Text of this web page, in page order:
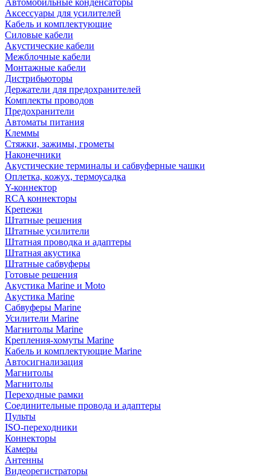
Автомобильные конденсаторы
Аксессуары для усилителей
Кабель и комплектующие
Силовые кабели
Акустические кабели
Межблочные кабели
Монтажные кабели
Дистрибьюторы
Держатели для предохранителей
Комплекты проводов
Предохранители
Автоматы питания
Клеммы
Стяжки, зажимы, грометы
Наконечники
Акустические терминалы и сабвуферные чашки
Оплетка, кожух, термоусадка
Y-коннектор
RCA коннекторы
Крепежи
Штатные решения
Штатные усилители
Штатная проводка и адаптеры
Штатная акустика
Штатные сабвуферы
Готовые решения
Акустика Marine и Moto
Акустика Marine
Сабвуферы Marine
Усилители Marine
Магнитолы Marine
Крепления-хомуты Marine
Кабель и комплектующие Marine
Автосигнализация
Магнитолы
Магнитолы
Переходные рамки
Соединительные провода и адаптеры
Пульты
ISO-переходники
Коннекторы
Камеры
Антенны
Видеорегистраторы